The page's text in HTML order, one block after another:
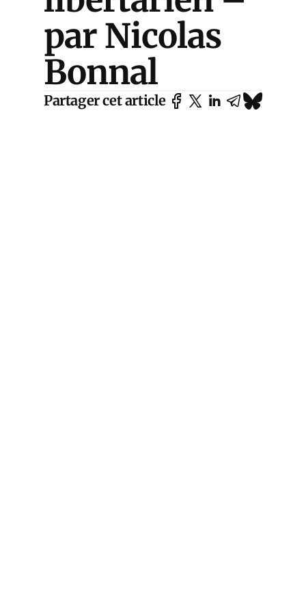
par Nicolas
Bonnal
Partager cet article